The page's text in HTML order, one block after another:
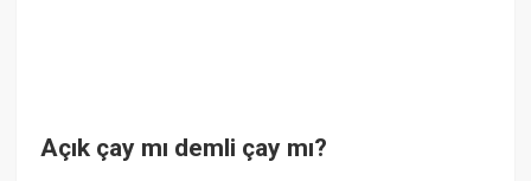
Açık çay mı demli çay mı?